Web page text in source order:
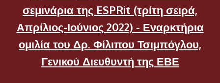
σεμινάρια της ESPRit (τρίτη σειρά,
Απρίλιος-Ιούνιος 2022) - Εναρκτήρια
ομιλία του Δρ. Φίλιπου Τσιμπόγλου,
Γενικού Διευθυντή της ΕΒΕ